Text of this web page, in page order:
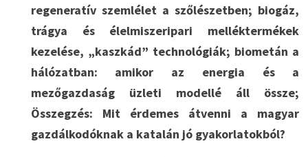
regeneratív szemlélet a szőlészetben; biogáz,
trágya és élelmiszeripari melléktermékek
kezelése, „kaszkád” technológiák; biometán a
hálózatban: amikor az energia és a
mezőgazdaság üzleti modellé áll össze;
Összegzés: Mit érdemes átvenni a magyar
gazdálkodóknak a katalán jó gyakorlatokból?